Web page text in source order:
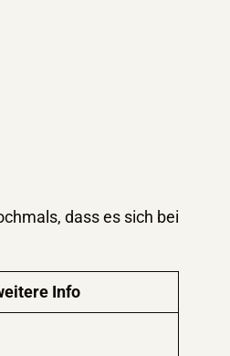
dass es sich bei
Info